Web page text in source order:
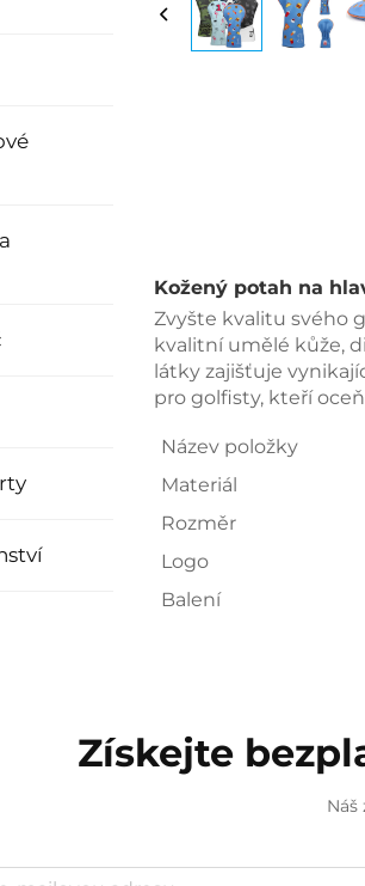
Kožený potah na
Zvyšte kvalitu svého
kvalitní umělé kůže,
látky zajišťuje
pro golfisty, kteří
Název položky
Materiál
Rozměr
Logo
Balení
Získejte
Náš